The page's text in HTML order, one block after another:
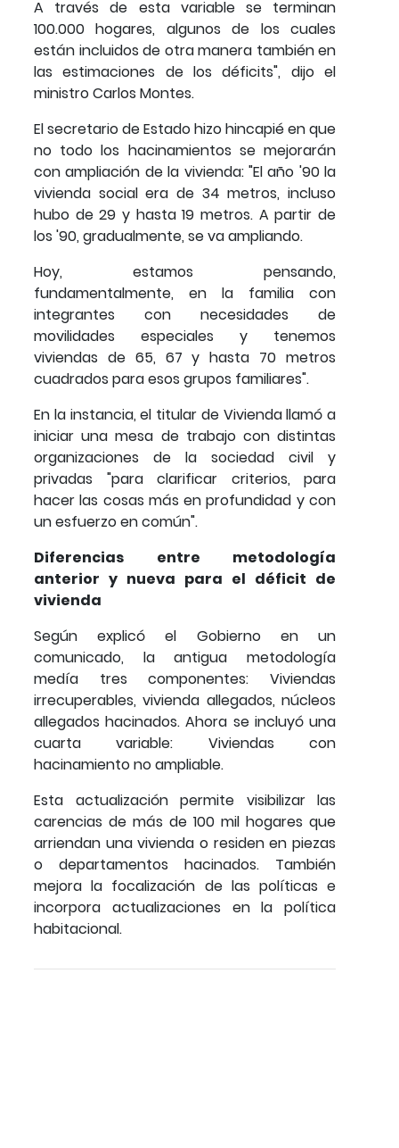
A través de esta variable se terminan
100.000 hogares, algunos de los cuales
están incluidos de otra manera también en
las estimaciones de los déficits", dijo el
ministro Carlos Montes.
El secretario de Estado hizo hincapié en que
no todo los hacinamientos se mejorarán
con ampliación de la vivienda: "El año '90 la
vivienda social era de 34 metros, incluso
hubo de 29 y hasta 19 metros. A partir de
los '90, gradualmente, se va ampliando.
Hoy, estamos pensando,
fundamentalmente, en la familia con
integrantes con necesidades de
movilidades especiales y tenemos
viviendas de 65, 67 y hasta 70 metros
cuadrados para esos grupos familiares".
En la instancia, el titular de Vivienda llamó a
iniciar una mesa de trabajo con distintas
organizaciones de la sociedad civil y
privadas "para clarificar criterios, para
hacer las cosas más en profundidad y con
un esfuerzo en común".
Diferencias entre metodología
anterior y nueva para el déficit de
vivienda
Según explicó el Gobierno en un
comunicado, la antigua metodología
medía tres componentes: Viviendas
irrecuperables, vivienda allegados, núcleos
allegados hacinados. Ahora se incluyó una
cuarta variable: Viviendas con
hacinamiento no ampliable.
Esta actualización permite visibilizar las
carencias de más de 100 mil hogares que
arriendan una vivienda o residen en piezas
o departamentos hacinados. También
mejora la focalización de las políticas e
incorpora actualizaciones en la política
habitacional.